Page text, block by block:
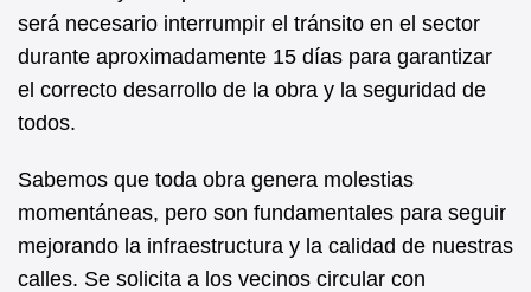
será necesario interrumpir el tránsito en el sector
durante aproximadamente 15 días para garantizar
el correcto desarrollo de la obra y la seguridad de
todos.
Sabemos que toda obra genera molestias
momentáneas, pero son fundamentales para seguir
mejorando la infraestructura y la calidad de nuestras
calles. Se solicita a los vecinos circular con